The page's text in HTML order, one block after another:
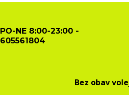
PO-NE 8:00-23:00 -
605561804
Bez obav